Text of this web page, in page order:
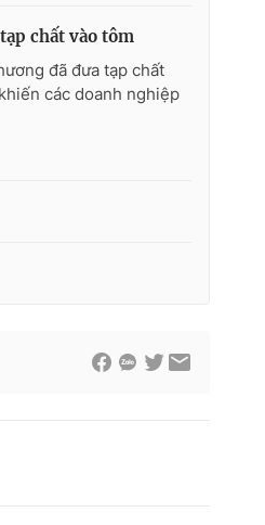
chất vào tôm
đã đưa tạp chất
các doanh nghiệp